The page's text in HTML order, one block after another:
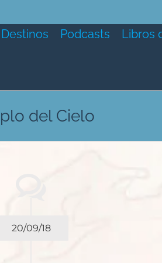
Destinos Podcasts Libros
del Cielo
20/09/18